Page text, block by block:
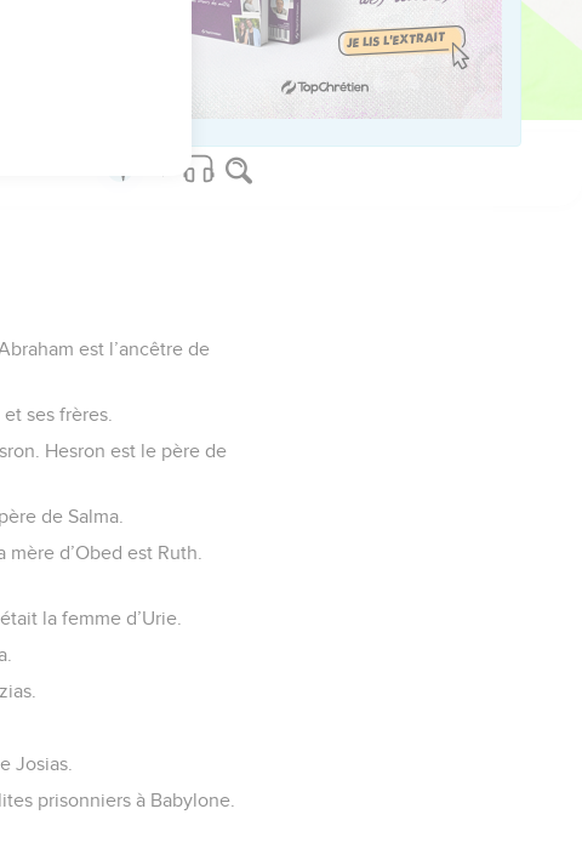
worldwide.
est l’ancêtre de
ses frères.
Hesron est le père de
de Salma.
d’Obed est Ruth.
la femme d’Urie.
Josias.
prisonniers à Babylone.